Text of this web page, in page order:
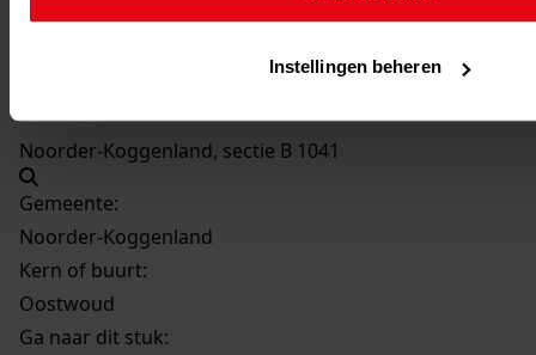
Instellingen beheren
Oostwoud, Broerdijk 5
Noorder-Koggenland, sectie B 1041
Gemeente:
Noorder-Koggenland
Kern of buurt:
Oostwoud
Ga naar dit stuk: